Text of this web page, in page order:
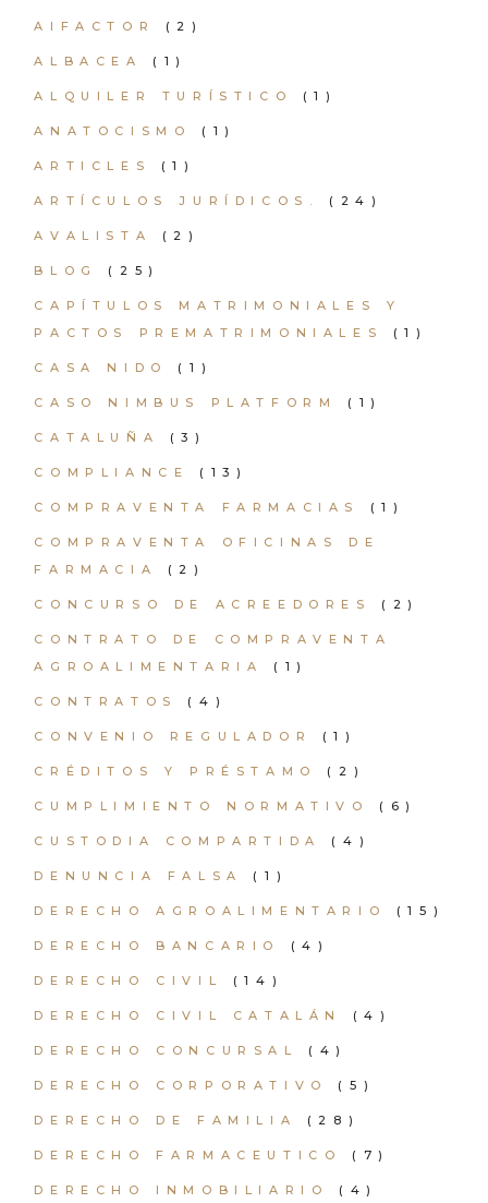
AIFACTOR (2)
ALBACEA (1)
ALQUILER TURÍSTICO (1)
ANATOCISMO (1)
ARTICLES (1)
ARTÍCULOS JURÍDICOS. (24)
AVALISTA (2)
BLOG (25)
CAPÍTULOS MATRIMONIALES Y
PACTOS PREMATRIMONIALES
(1)
CASA NIDO (1)
CASO NIMBUS PLATFORM (1)
CATALUÑA (3)
COMPLIANCE (13)
COMPRAVENTA FARMACIAS (1)
COMPRAVENTA OFICINAS DE
FARMACIA
(2)
CONCURSO DE ACREEDORES (2)
CONTRATO DE COMPRAVENTA
AGROALIMENTARIA
(1)
CONTRATOS (4)
CONVENIO REGULADOR (1)
CRÉDITOS Y PRÉSTAMO (2)
CUMPLIMIENTO NORMATIVO (6)
CUSTODIA COMPARTIDA (4)
DENUNCIA FALSA (1)
DERECHO AGROALIMENTARIO (15)
DERECHO BANCARIO (4)
DERECHO CIVIL (14)
DERECHO CIVIL CATALÁN (4)
DERECHO CONCURSAL (4)
DERECHO CORPORATIVO (5)
DERECHO DE FAMILIA (28)
DERECHO FARMACEUTICO (7)
DERECHO INMOBILIARIO (4)